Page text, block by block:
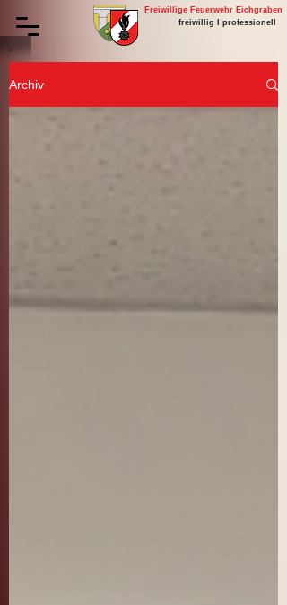
Freiwillige Feuerwehr Eichgraben
freiwillig I professionell
Archiv